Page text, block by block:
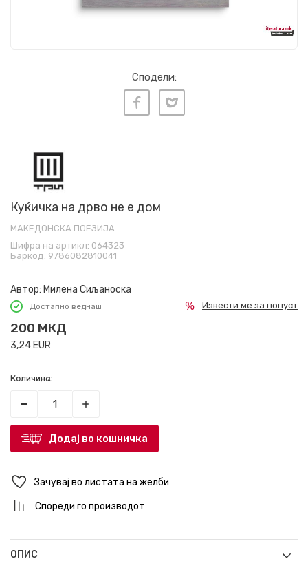
Сподели:
Куќичка на дрво не е дом
МАКЕДОНСКА ПОЕЗИЈА
Шифра на артикл: 064323
Баркод: 9786082810041
Автор: Милена Сиљаноска
Достапно веднаш
200 МКД
3,24EUR
Извести ме за попуст
Количина:
Додај во кошничка
Зачувај во листата на желби
Спореди го производот
ОПИС